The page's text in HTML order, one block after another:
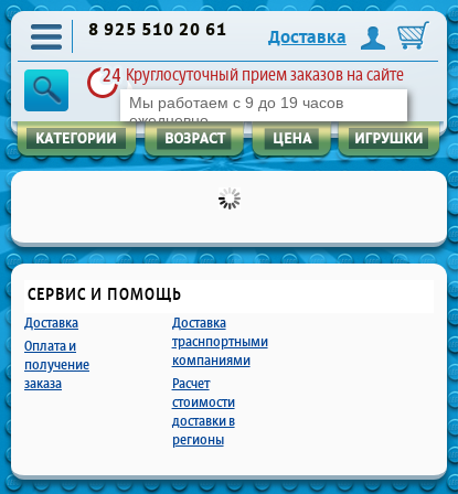
8 925 510 20 61
Доставка
Круглосуточный прием заказов на сайте
Мы работаем с 9 до 19 часов
ежедневно
СЕРВИС И ПОМОЩЬ
Доставка
Оплата и
получение
заказа
Доставка
траснпортными
компаниями
Расчет
стоимости
доставки в
регионы